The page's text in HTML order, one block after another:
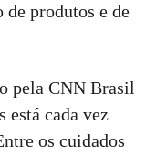
de produtos e de
pela CNN Brasil
está cada vez
os cuidados